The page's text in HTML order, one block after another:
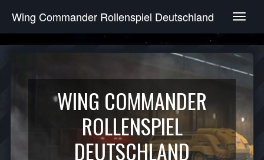
T
g
e
v
g
a
Wing Commander Rollenspiel Deutschland
WING COMMANDER
ROLLENSPIEL
DEUTSCHLAND